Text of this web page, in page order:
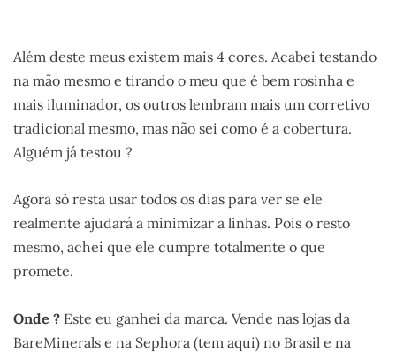
Além deste meus existem mais 4 cores. Acabei testando
na mão mesmo e tirando o meu que é bem rosinha e
mais iluminador, os outros lembram mais um corretivo
tradicional mesmo, mas não sei como é a cobertura.
Alguém já testou ?
Agora só resta usar todos os dias para ver se ele
realmente ajudará a minimizar a linhas. Pois o resto
mesmo, achei que ele cumpre totalmente o que
promete.
Onde ? Este eu ganhei da marca. Vende nas lojas da
BareMinerals e na Sephora (tem aqui) no Brasil e na